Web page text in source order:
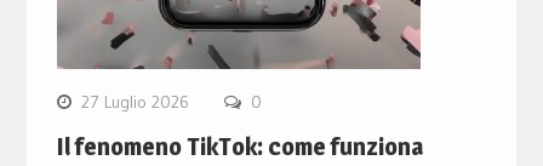
27 Luglio 2026 0
Il fenomeno TikTok: come funziona